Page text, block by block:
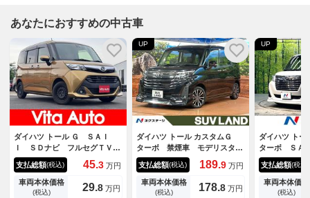
あなたにおすすめの中古車
ダイハツ トール Ｇ ＳＡＩ
Ｉ ＳＤナビ フルセグＴＶ
リアカメラ スマートキー Ｌ
ＥＤヘッドライト 衝突軽減ブ
レーキ 両側パワスラ Ｂｌｕ
ｅｔｏｏｔｈ クルコン 純正
支払総額(税込) 45.3 万円
車両本体価格
(税込) 29.8 万円
UP
ダイハツ トール カスタムＧ
ターボ 禁煙車 モデリスタエ
アロ ９型ディスプレイ 両側
電動ドア 全周囲カメラ 衝突
軽減システム レーダークルー
ズ ハーフレザーシート ドラ
支払総額(税込) 189.9 万円
車両本体価格
(税込) 178.8 万円
UP
ダイハツ ト
ターボ Ｓ
ターボ ８イ
カメラ 両側
ア 衝突軽減
ズコントロ
支払総額(税込)
車両本体価格
(税込)